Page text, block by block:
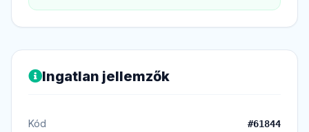
Ingatlan jellemzők
Kód #61844